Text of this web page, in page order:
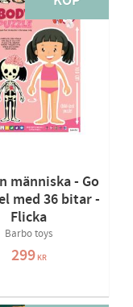
människa - Go
med 36 bitar -
Flicka
Barbo toys
299KR